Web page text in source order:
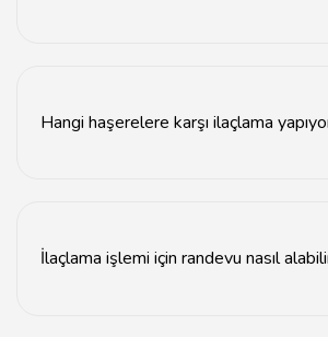
Hangi haşerelere karşı ilaçlama
İlaçlama işlemi için randevu nasıl